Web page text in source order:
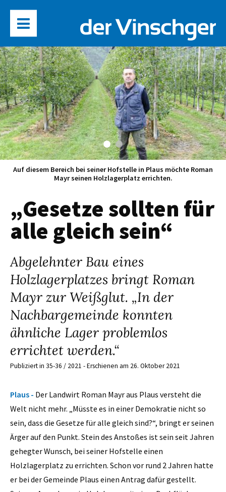
Auf diesem Bereich bei seiner Hofstelle in Plaus möchte Roman
Mayr seinen Holzlagerplatz errichten.
„Gesetze sollten für
alle gleich sein“
Abgelehnter Bau eines
Holzlagerplatzes bringt Roman
Mayr zur Weißglut. „In der
Nachbargemeinde konnten
ähnliche Lager problemlos
errichtet werden.“
Publiziert in 35-36 / 2021 - Erschienen am 26. Oktober 2021
Plaus - Der Landwirt Roman Mayr aus Plaus versteht die
Welt nicht mehr. „Müsste es in einer Demokratie nicht so
sein, dass die Gesetze für alle gleich sind?“, bringt er seinen
Ärger auf den Punkt. Stein des Anstoßes ist sein seit Jahren
gehegter Wunsch, bei seiner Hofstelle einen
Holzlagerplatz zu errichten. Schon vor rund 2 Jahren hatte
er bei der Gemeinde Plaus einen Antrag dafür gestellt.